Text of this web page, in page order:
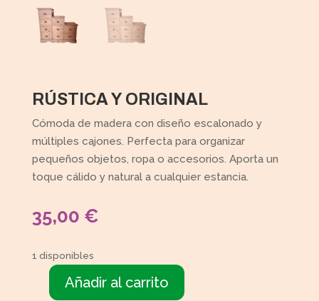
RÚSTICA Y ORIGINAL
Cómoda de madera con diseño escalonado y
múltiples cajones. Perfecta para organizar
pequeños objetos, ropa o accesorios. Aporta un
toque cálido y natural a cualquier estancia.
35,00 €
1 disponibles
CómodaAñadir al carrito